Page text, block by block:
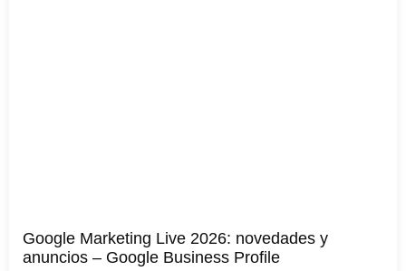
Google Marketing Live 2026: novedades y
anuncios – Google Business Profile